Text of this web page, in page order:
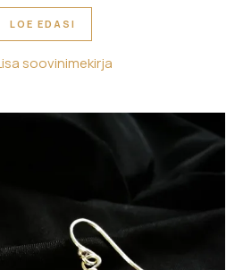
LOE EDASI
soovinimekirja